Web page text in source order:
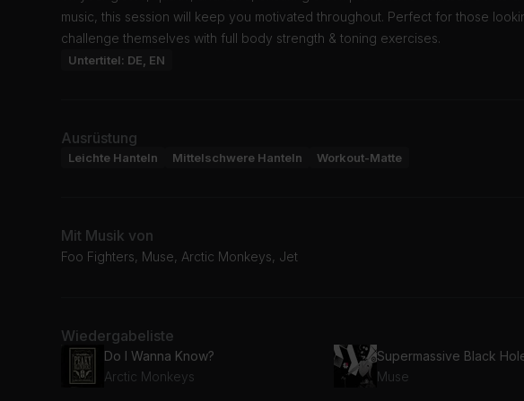
music, this session will keep you motivated throughout. Perfect for those
challenge themselves with full body strength & toning exercises.
Untertitel: DE, EN
Ausrüstung
Leichte Hanteln Mittelschwere Hanteln Workout-Matte
Mit Musik von
Foo Fighters, Muse, Arctic Monkeys, Jet
Wiedergabeliste
Do I Wanna Know?
Arctic Monkeys
Supermassive Black
Muse